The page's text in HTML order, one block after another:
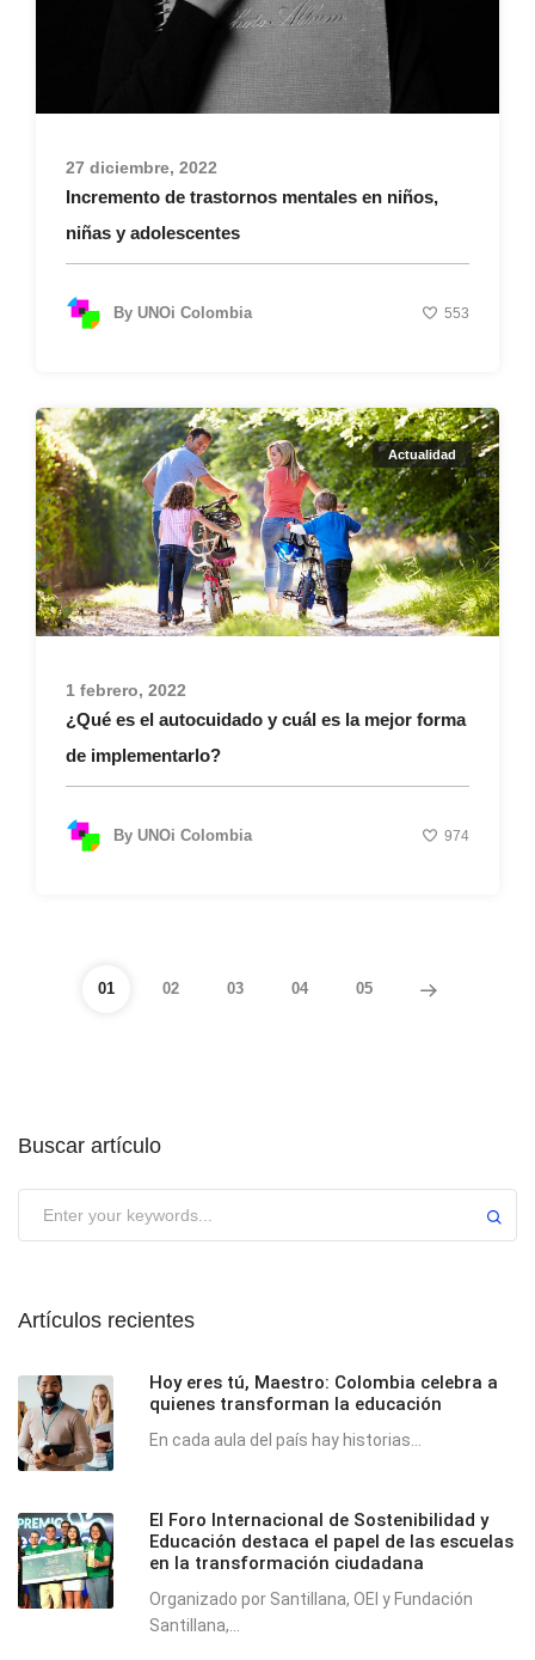
27 diciembre, 2022
Incremento de trastornos mentales en niños,
niñas y adolescentes
By UNOi Colombia 553
Actualidad
1 febrero, 2022
¿Qué es el autocuidado y cuál es la mejor forma
de implementarlo?
By UNOi Colombia 974
01 02 03 04 05
Buscar artículo
Artículos recientes
Hoy eres tú, Maestro: Colombia celebra a
quienes transforman la educación
En cada aula del país hay historias...
El Foro Internacional de Sostenibilidad y
Educación destaca el papel de las escuelas
en la transformación ciudadana
Organizado por Santillana, OEI y Fundación
Santillana,...